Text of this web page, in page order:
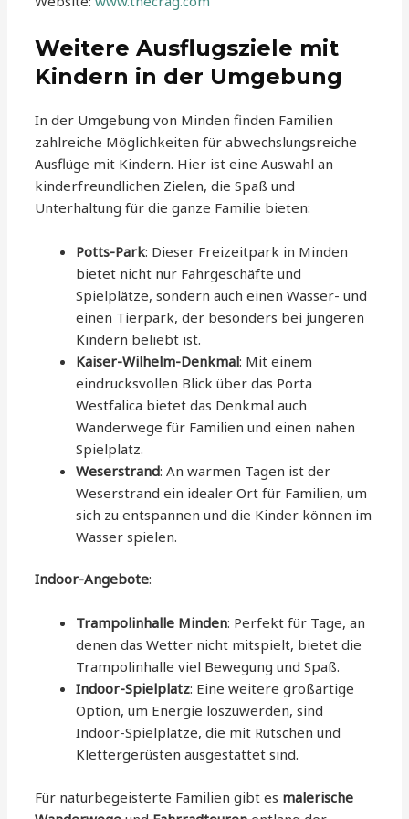
Weitere Ausflugsziele mit
Kindern in der Umgebung
In der Umgebung von Minden finden Familien
zahlreiche Möglichkeiten für abwechslungsreiche
Ausflüge mit Kindern. Hier ist eine Auswahl an
kinderfreundlichen Zielen, die Spaß und
Unterhaltung für die ganze Familie bieten:
Potts-Park: Dieser Freizeitpark in Minden
bietet nicht nur Fahrgeschäfte und
Spielplätze, sondern auch einen Wasser- und
einen Tierpark, der besonders bei jüngeren
Kindern beliebt ist.
Kaiser-Wilhelm-Denkmal: Mit einem
eindrucksvollen Blick über das Porta
Westfalica bietet das Denkmal auch
Wanderwege für Familien und einen nahen
Spielplatz.
Weserstrand: An warmen Tagen ist der
Weserstrand ein idealer Ort für Familien, um
sich zu entspannen und die Kinder können im
Wasser spielen.
Indoor-Angebote:
Trampolinhalle Minden: Perfekt für Tage, an
denen das Wetter nicht mitspielt, bietet die
Trampolinhalle viel Bewegung und Spaß.
Indoor-Spielplatz: Eine weitere großartige
Option, um Energie loszuwerden, sind
Indoor-Spielplätze, die mit Rutschen und
Klettergerüsten ausgestattet sind.
Für naturbegeisterte Familien gibt es malerische